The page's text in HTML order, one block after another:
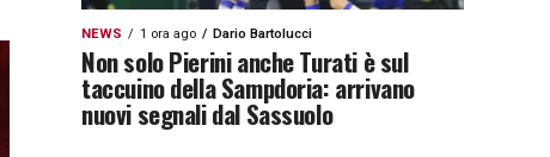
NEWS 1 ora ago Dario Bartolucci
Non solo Pierini anche Turati è sul
taccuino della Sampdoria: arrivano
nuovi segnali dal Sassuolo